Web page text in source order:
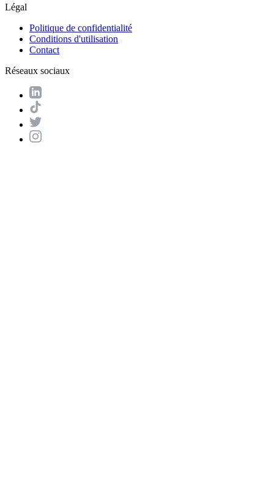
Légal
Politique de confidentialité
Conditions d'utilisation
Contact
Réseaux sociaux